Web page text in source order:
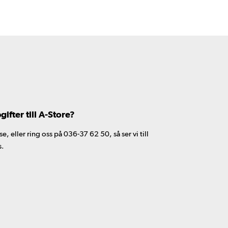
till A-Store?
eller ring oss på 036-37 62 50, så ser vi till